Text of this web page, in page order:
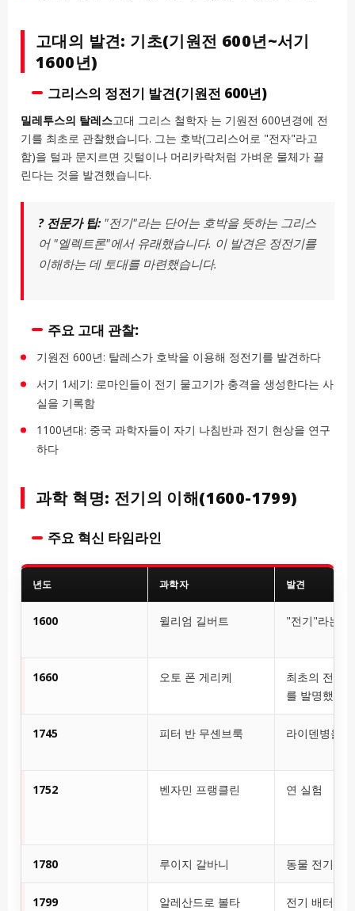
고대의 발견: 기초(기원전 600년~서기
1600년)
그리스의 정전기 발견(기원전 600년)
밀레투스의 탈레스고대 그리스 철학자 는 기원전 600년경에 전
기를 최초로 관찰했습니다. 그는 호박(그리스어로 "전자"라고
함)을 털과 문지르면 깃털이나 머리카락처럼 가벼운 물체가 끌
린다는 것을 발견했습니다.
? 전문가 팁: "전기"라는 단어는 호박을 뜻하는 그리스
어 "엘렉트론"에서 유래했습니다. 이 발견은 정전기를
이해하는 데 토대를 마련했습니다.
주요 고대 관찰:
기원전 600년: 탈레스가 호박을 이용해 정전기를 발견하다
서기 1세기: 로마인들이 전기 물고기가 충격을 생성한다는 사
실을 기록함
1100년대: 중국 과학자들이 자기 나침반과 전기 현상을 연구
하다
과학 혁명: 전기의 이해(1600-1799)
주요 혁신 타임라인
년도 과학자 발견
1600 윌리엄 길버트 "전기"라는
1660 오토 폰 게리케
최초의 전기
를 발명했습
1745 피터 반 무셴브룩 라이덴병을
1752 벤자민 프랭클린 연 실험
1780 루이지 갈바니 동물 전기
1799 알레산드로 볼타 전기 배터리